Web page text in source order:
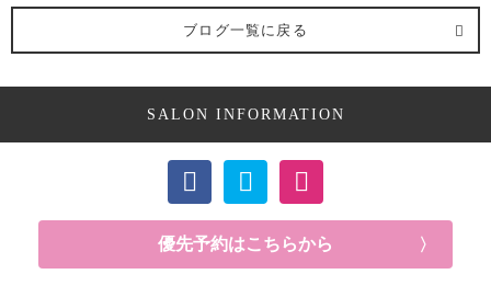
ブログ一覧に戻る
SALON INFORMATION
優先予約はこちらから